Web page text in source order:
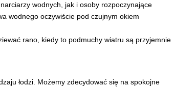
wodnych, jak i osoby rozpoczynające
wodnego oczywiście pod czujnym okiem
rano, kiedy to podmuchy wiatru są przyjemnie
łodzi. Możemy zdecydować się na spokojne